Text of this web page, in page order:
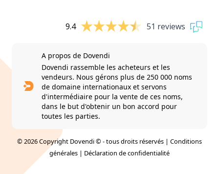
9.4 51 reviews
A propos de Dovendi
Dovendi rassemble les acheteurs et les
vendeurs. Nous gérons plus de 250 000 noms
de domaine internationaux et servons
d'intermédiaire pour la vente de ces noms,
dans le but d'obtenir un bon accord pour
toutes les parties.
© 2026 Copyright Dovendi © - tous droits réservés | Conditions
générales | Déclaration de confidentialité